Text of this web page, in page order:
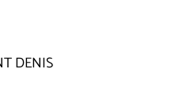
DENIS